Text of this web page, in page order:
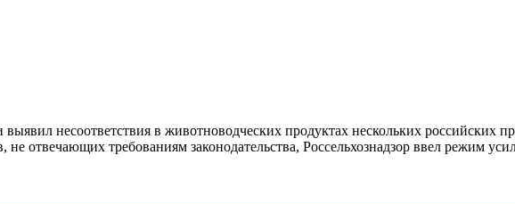
несоответствия в животноводческих продуктах нескольких российских
отвечающих требованиям законодательства, Россельхознадзор ввел режим